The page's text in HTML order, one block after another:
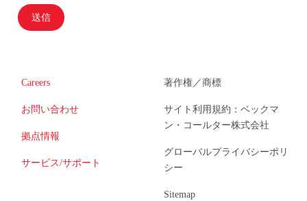
送信
Careers
お問い合わせ
拠点情報
サービス/サポート
著作権／商標
サイト利用規約：ベックマ
ン・コールター株式会社
グローバルプライバシーポリ
シー
Sitemap